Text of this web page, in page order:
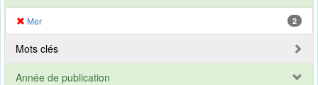
Mer 2
Mots clés
Année de publication